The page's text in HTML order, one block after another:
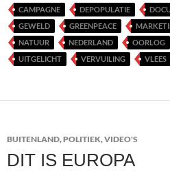
CAMPAGNE DEPOPULATIE
GEWELD
GREENPEACE
NATUUR
NEDERLAND OORLOG
UITGELICHT
VERVUILING VLEES
BUITENLAND,POLITIEK,VIDEO'S
DIT IS EUROPA